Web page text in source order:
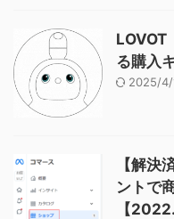
LOVOT
る購入
2025/4/
【解決
ントで
【